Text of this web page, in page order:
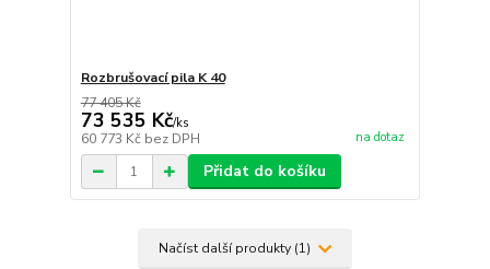
Rozbrušovací pila K 40
77 405 Kč
73 535 Kč/ks
60 773 Kč bez DPH na dotaz
Přidat do košíku
Načíst další produkty (1)